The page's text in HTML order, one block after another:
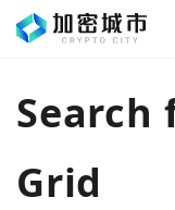
Search
Grid